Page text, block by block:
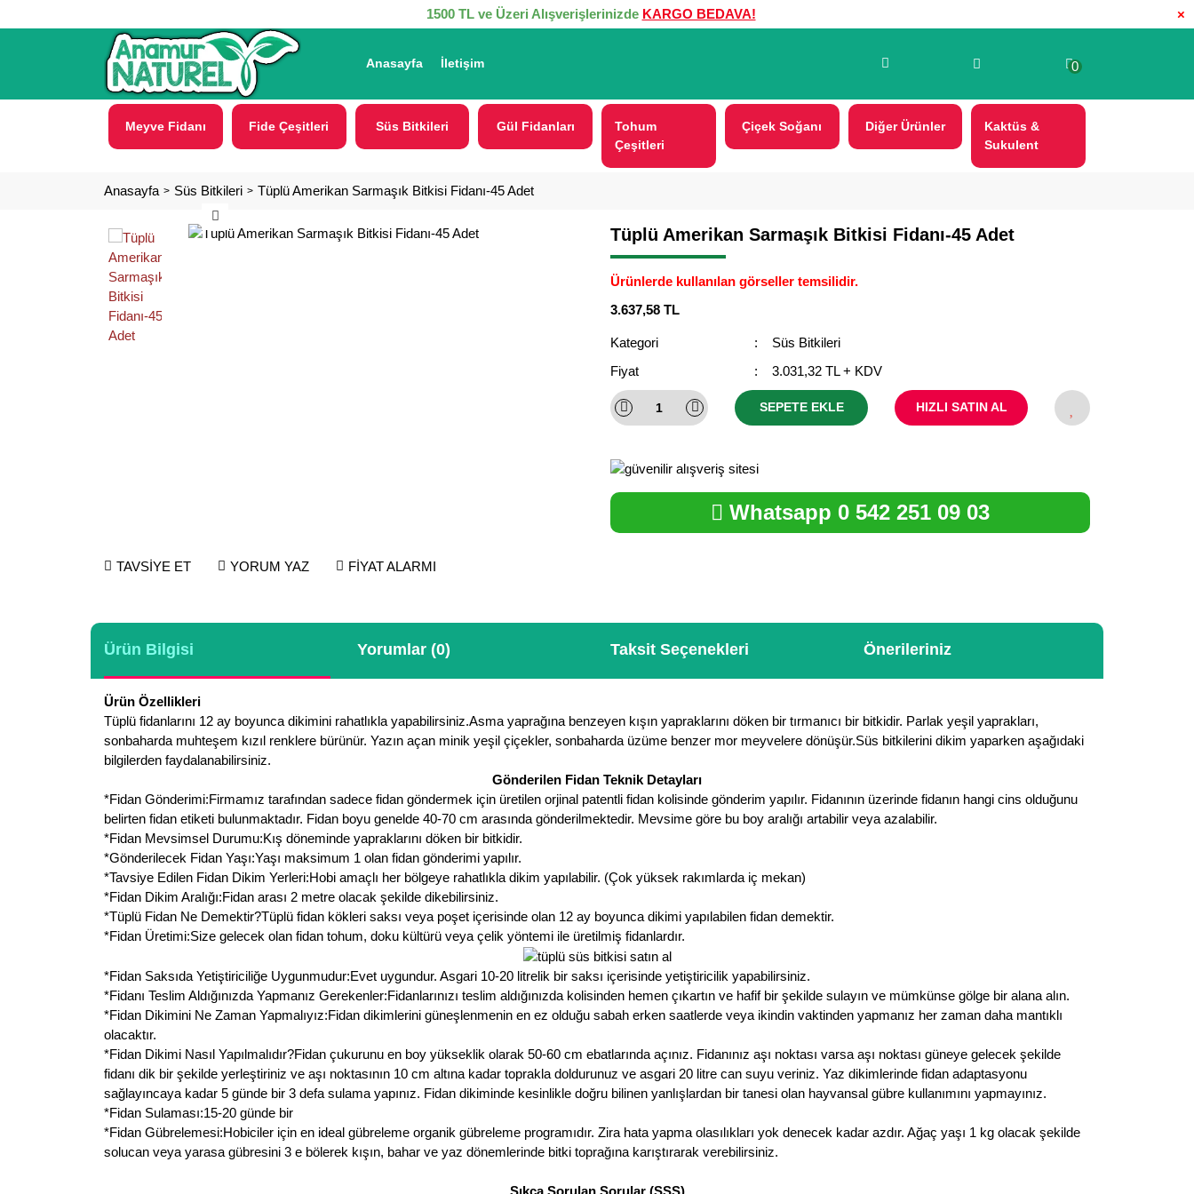
×
1500 TL ve Üzeri Alışverişlerinizde KARGO BEDAVA!
Anasayfa İletişim 0
Meyve Fidanı Fide Çeşitleri Süs Bitkileri Gül Fidanları
Tohum
Çeşitleri
Çiçek Soğanı Diğer Ürünler
Kaktüs &
Sukulent
Anasayfa Süs Bitkileri Tüplü Amerikan Sarmaşık Bitkisi Fidanı-45 Adet
TAVSİYE ET YORUM YAZ FİYAT ALARMI
Tüplü Amerikan Sarmaşık Bitkisi Fidanı-45 Adet
Ürünlerde kullanılan görseller temsilidir.
3.637,58 TL
Kategori
Süs Bitkileri
Fiyat
3.031,32 TL + KDV
SEPETE EKLE HIZLI SATIN AL
Whatsapp 0 542 251 09 03
Ürün Bilgisi Yorumlar (0) Taksit Seçenekleri Önerileriniz
Ürün Özellikleri
Tüplü fidanlarını 12 ay boyunca dikimini rahatlıkla yapabilirsiniz.Asma yaprağına benzeyen kışın yapraklarını döken bir tırmanıcı bir bitkidir. Parlak yeşil yaprakları,
sonbaharda muhteşem kızıl renklere bürünür. Yazın açan minik yeşil çiçekler, sonbaharda üzüme benzer mor meyvelere dönüşür.Süs bitkilerini dikim yaparken aşağıdaki
bilgilerden faydalanabilirsiniz.
Gönderilen Fidan Teknik Detayları
*Fidan Gönderimi:Firmamız tarafından sadece fidan göndermek için üretilen orjinal patentli fidan kolisinde gönderim yapılır. Fidanının üzerinde fidanın hangi cins olduğunu
belirten fidan etiketi bulunmaktadır. Fidan boyu genelde 40-70 cm arasında gönderilmektedir. Mevsime göre bu boy aralığı artabilir veya azalabilir.
*Fidan Mevsimsel Durumu:Kış döneminde yapraklarını döken bir bitkidir.
*Gönderilecek Fidan Yaşı:Yaşı maksimum 1 olan fidan gönderimi yapılır.
*Tavsiye Edilen Fidan Dikim Yerleri:Hobi amaçlı her bölgeye rahatlıkla dikim yapılabilir. (Çok yüksek rakımlarda iç mekan)
*Fidan Dikim Aralığı:Fidan arası 2 metre olacak şekilde dikebilirsiniz.
*Tüplü Fidan Ne Demektir?Tüplü fidan kökleri saksı veya poşet içerisinde olan 12 ay boyunca dikimi yapılabilen fidan demektir.
*Fidan Üretimi:Size gelecek olan fidan tohum, doku kültürü veya çelik yöntemi ile üretilmiş fidanlardır.
*Fidan Saksıda Yetiştiriciliğe Uygunmudur:Evet uygundur. Asgari 10-20 litrelik bir saksı içerisinde yetiştiricilik yapabilirsiniz.
*Fidanı Teslim Aldığınızda Yapmanız Gerekenler:Fidanlarınızı teslim aldığınızda kolisinden hemen çıkartın ve hafif bir şekilde sulayın ve mümkünse gölge bir alana alın.
*Fidan Dikimini Ne Zaman Yapmalıyız:Fidan dikimlerini güneşlenmenin en ez olduğu sabah erken saatlerde veya ikindin vaktinden yapmanız her zaman daha mantıklı
olacaktır.
*Fidan Dikimi Nasıl Yapılmalıdır?Fidan çukurunu en boy yükseklik olarak 50-60 cm ebatlarında açınız. Fidanınız aşı noktası varsa aşı noktası güneye gelecek şekilde
fidanı dik bir şekilde yerleştiriniz ve aşı noktasının 10 cm altına kadar toprakla doldurunuz ve asgari 20 litre can suyu veriniz. Yaz dikimlerinde fidan adaptasyonu
sağlayıncaya kadar 5 günde bir 3 defa sulama yapınız. Fidan dikiminde kesinlikle doğru bilinen yanlışlardan bir tanesi olan hayvansal gübre kullanımını yapmayınız.
*Fidan Sulaması:15-20 günde bir
*Fidan Gübrelemesi:Hobiciler için en ideal gübreleme organik gübreleme programıdır. Zira hata yapma olasılıkları yok denecek kadar azdır. Ağaç yaşı 1 kg olacak şekilde
solucan veya yarasa gübresini 3 e bölerek kışın, bahar ve yaz dönemlerinde bitki toprağına karıştırarak verebilirsiniz.
Sıkça Sorulan Sorular (SSS)